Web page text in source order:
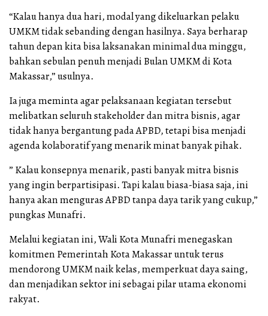
“Kalau hanya dua hari, modal yang dikeluarkan pelaku
UMKM tidak sebanding dengan hasilnya. Saya berharap
tahun depan kita bisa laksanakan minimal dua minggu,
bahkan sebulan penuh menjadi Bulan UMKM di Kota
Makassar,” usulnya.
Ia juga meminta agar pelaksanaan kegiatan tersebut
melibatkan seluruh stakeholder dan mitra bisnis, agar
tidak hanya bergantung pada APBD, tetapi bisa menjadi
agenda kolaboratif yang menarik minat banyak pihak.
” Kalau konsepnya menarik, pasti banyak mitra bisnis
yang ingin berpartisipasi. Tapi kalau biasa-biasa saja, ini
hanya akan menguras APBD tanpa daya tarik yang cukup,”
pungkas Munafri.
Melalui kegiatan ini, Wali Kota Munafri menegaskan
komitmen Pemerintah Kota Makassar untuk terus
mendorong UMKM naik kelas, memperkuat daya saing,
dan menjadikan sektor ini sebagai pilar utama ekonomi
rakyat.